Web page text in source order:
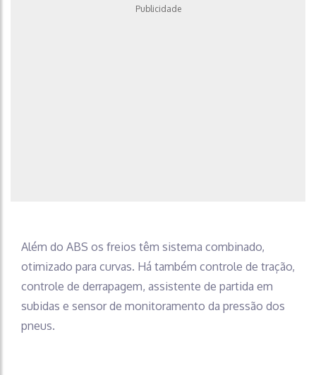
Publicidade
Além do ABS os freios têm sistema combinado,
otimizado para curvas. Há também controle de tração,
controle de derrapagem, assistente de partida em
subidas e sensor de monitoramento da pressão dos
pneus.